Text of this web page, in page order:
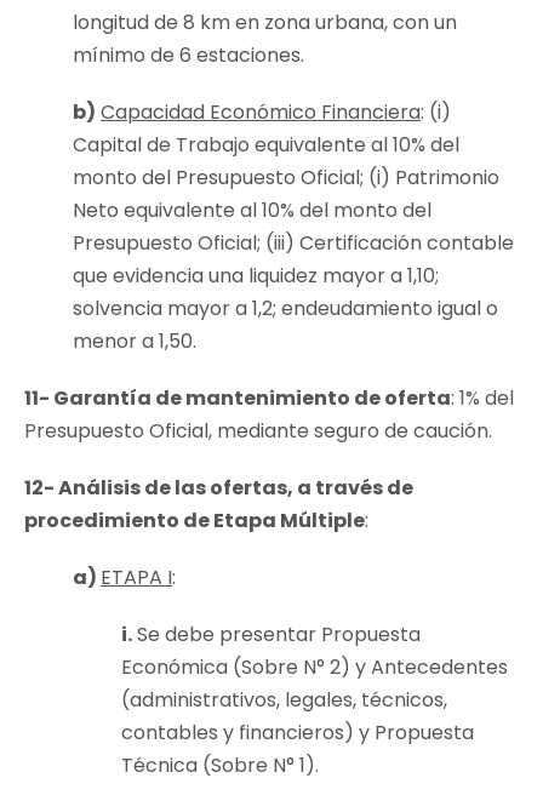
longitud de 8 km en zona urbana, con un
mínimo de 6 estaciones.
b) Capacidad Económico Financiera: (i)
Capital de Trabajo equivalente al 10% del
monto del Presupuesto Oficial; (i) Patrimonio
Neto equivalente al 10% del monto del
Presupuesto Oficial; (iii) Certificación contable
que evidencia una liquidez mayor a 1,10;
solvencia mayor a 1,2; endeudamiento igual o
menor a 1,50.
11- Garantía de mantenimiento de oferta: 1% del
Presupuesto Oficial, mediante seguro de caución.
12- Análisis de las ofertas, a través de
procedimiento de Etapa Múltiple:
a) ETAPA I:
i.Se debe presentar Propuesta
Económica (Sobre N° 2) y Antecedentes
(administrativos, legales, técnicos,
contables y financieros) y Propuesta
Técnica (Sobre N° 1).